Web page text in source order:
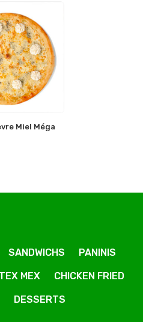
Miel Méga
SANDWICHS PANINIS
TEX MEX CHICKEN FRIED
DESSERTS